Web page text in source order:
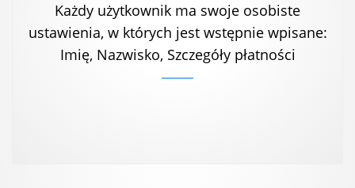
Każdy użytkownik ma swoje osobiste
ustawienia, w których jest wstępnie wpisane:
Imię, Nazwisko, Szczegóły płatności